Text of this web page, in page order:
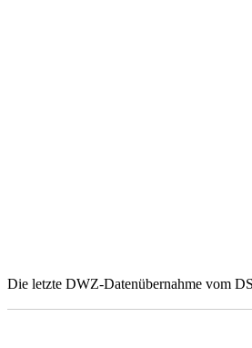
Die letzte DWZ-Datenübernahme vom